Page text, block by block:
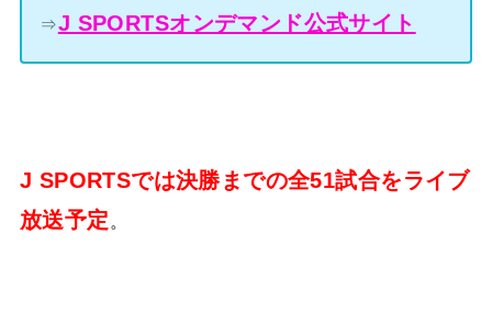
⇒J SPORTSオンデマンド公式サイト
J SPORTSでは決勝までの全51試合をライブ
放送予定 。